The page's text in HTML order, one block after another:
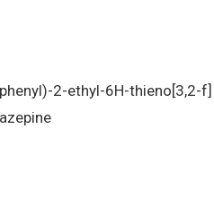
onli
onli
2-ethyl-6H-thieno[3,2-f]